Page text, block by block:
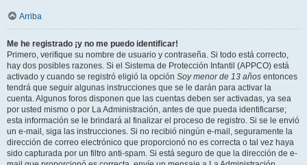
Arriba
Me he registrado ¡y no me puedo identificar!
Primero, verifique su nombre de usuario y contraseña. Si todo está correcto,
hay dos posibles razones. Si el Sistema de Protección Infantil (APPCO) está
activado y cuando se registró eligió la opción Soy menor de 13 años entonces
tendrá que seguir algunas instrucciones que se le darán para activar la
cuenta. Algunos foros disponen que las cuentas deben ser activadas, ya sea
por usted mismo o por La Administración, antes de que pueda identificarse;
esta información se le brindará al finalizar el proceso de registro. Si se le envió
un e-mail, siga las instrucciones. Si no recibió ningún e-mail, seguramente la
dirección de correo electrónico que proporcionó no es correcta o tal vez haya
sido capturada por un filtro anti-spam. Si está seguro de que la dirección de e-